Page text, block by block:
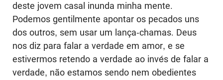
deste jovem casal inunda minha mente.
Podemos gentilmente apontar os pecados uns
dos outros, sem usar um lança-chamas. Deus
nos diz para falar a verdade em amor, e se
estivermos retendo a verdade ao invés de falar a
verdade, não estamos sendo nem obedientes